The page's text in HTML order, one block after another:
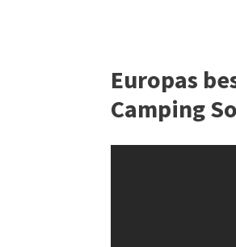
Europas
Camping